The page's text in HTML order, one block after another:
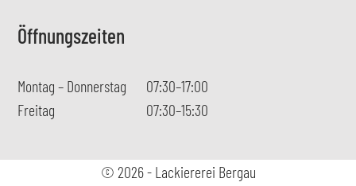
Öffnungszeiten
Montag – Donnerstag
07:30–17:00
Freitag
07:30–15:30
© 2026 - Lackiererei Bergau